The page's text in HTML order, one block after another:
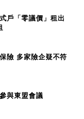
戶「零議價」租出
險 多家險企疑不符
與東盟會議